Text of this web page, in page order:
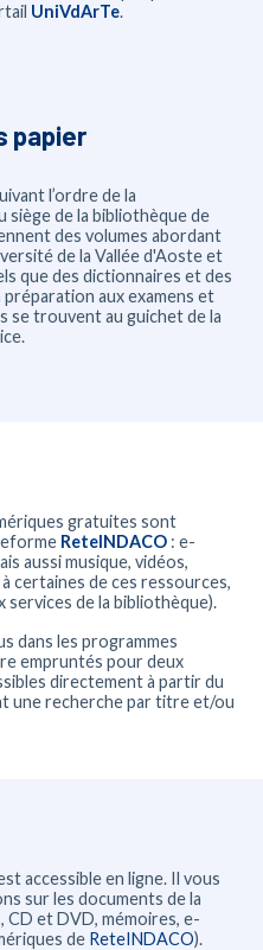
UniVdArTe.
papier
l’ordre de la
siège de la bibliothèque de
des volumes abordant
de la Vallée d'Aoste et
que des dictionnaires et des
aux examens et
se trouvent au guichet de la
gratuites sont
ReteINDACO : e-
aussi musique, vidéos,
certaines de ces ressources,
services de la bibliothèque).
dans les programmes
empruntés pour deux
directement à partir du
une recherche par titre et/ou
accessible en ligne. Il vous
sur les documents de la
et DVD, mémoires, e-
de ReteINDACO).